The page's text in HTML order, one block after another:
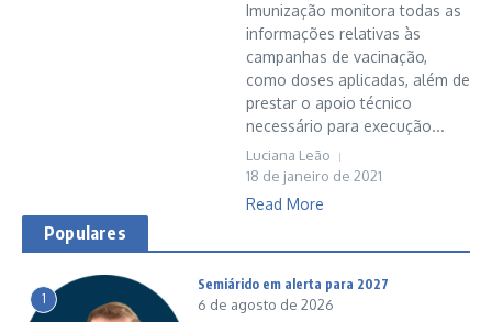
Imunização monitora todas as
informações relativas às
campanhas de vacinação,
como doses aplicadas, além de
prestar o apoio técnico
necessário para execução...
Luciana Leão
18 de janeiro de 2021
Read More
Populares
1
Semiárido em alerta para 2027
6 de agosto de 2026